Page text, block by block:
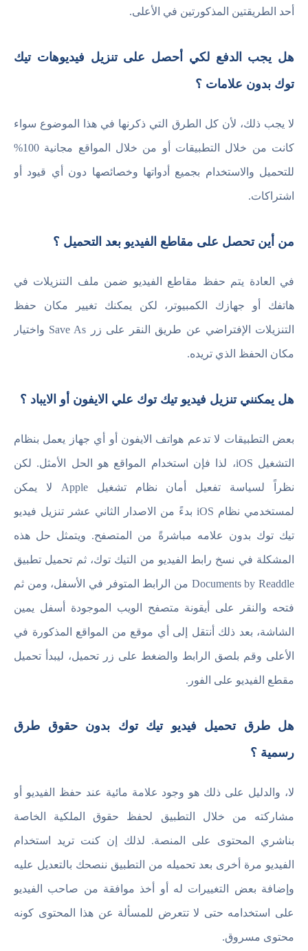
أحد الطريقتين المذكورتين في الأعلى.
هل يجب الدفع لكي أحصل على تنزيل فيديوهات تيك
توك بدون علامات ؟
لا يجب ذلك، لأن كل الطرق التي ذكرنها في هذا الموضوع سواء
كانت من خلال التطبيقات أو من خلال المواقع مجانية 100%
للتحميل والاستخدام بجميع أدواتها وخصائصها دون أي قيود أو
اشتراكات.
من أين تحصل على مقاطع الفيديو بعد التحميل ؟
في العادة يتم حفظ مقاطع الفيديو ضمن ملف التنزيلات في
هاتفك أو جهازك الكمبيوتر، لكن يمكنك تغيير مكان حفظ
التنزيلات الإفتراضي عن طريق النقر على زر Save As واختيار
مكان الحفظ الذي تريده.
هل يمكنني تنزيل فيديو تيك توك علي الايفون أو الايباد ؟
بعض التطبيقات لا تدعم هواتف الايفون أو أي جهاز يعمل بنظام
التشغيل iOS، لذا فإن استخدام المواقع هو الحل الأمثل. لكن
نظراً لسياسة تفعيل أمان نظام تشغيل Apple لا يمكن
لمستخدمي نظام iOS بدءً من الاصدار الثاني عشر تنزيل فيديو
تيك توك بدون علامه مباشرةً من المتصفح. ويتمثل حل هذه
المشكلة في نسخ رابط الفيديو من التيك توك، ثم تحميل تطبيق
Documents by Readdle من الرابط المتوفر في الأسفل، ومن ثم
فتحه والنقر على أيقونة متصفح الويب الموجودة أسفل يمين
الشاشة، بعد ذلك أنتقل إلى أي موقع من المواقع المذكورة في
الأعلى وقم بلصق الرابط والضغط على زر تحميل، ليبدأ تحميل
مقطع الفيديو على الفور.
هل طرق تحميل فيديو تيك توك بدون حقوق طرق
رسمية ؟
لا، والدليل على ذلك هو وجود علامة مائية عند حفظ الفيديو أو
مشاركته من خلال التطبيق لحفظ حقوق الملكية الخاصة
بناشري المحتوى على المنصة. لذلك إن كنت تريد استخدام
الفيديو مرة أخرى بعد تحميله من التطبيق ننصحك بالتعديل عليه
وإضافة بعض التغييرات له أو أخذ موافقة من صاحب الفيديو
على استخدامه حتى لا تتعرض للمسألة عن هذا المحتوى كونه
محتوى مسروق.